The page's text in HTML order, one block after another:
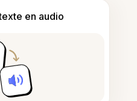
en audio